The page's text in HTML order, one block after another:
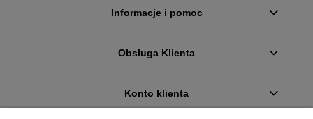
Informacje i pomoc
Obsługa Klienta
Konto klienta